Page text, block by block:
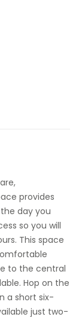
provides
day you
so you will
This space
to the central
Hop on the
a short six-
just two-